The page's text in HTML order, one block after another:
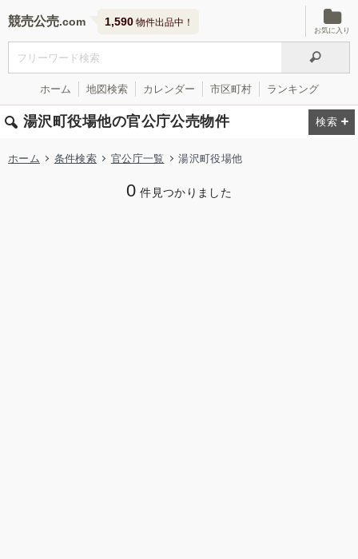
競売公売 1,590 物件出品中！
お気に入り
ホーム 地図検索 カレンダー 市区町村 ランキング
湯沢町役場他の官公庁公売物件
ホーム 条件検索 官公庁一覧 湯沢町役場他
0 件見つかりました